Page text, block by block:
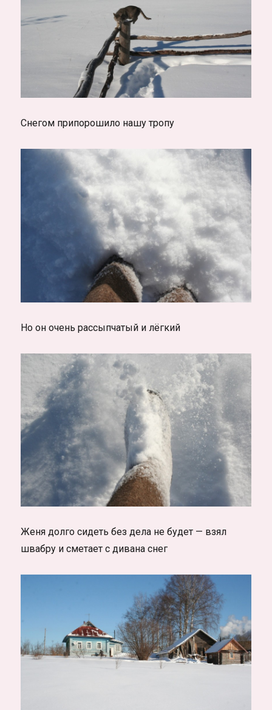
Снегом припорошило нашу тропу
Но он очень рассыпчатый и лёгкий
Женя долго сидеть без дела не будет — взял
швабру и сметает с дивана снег